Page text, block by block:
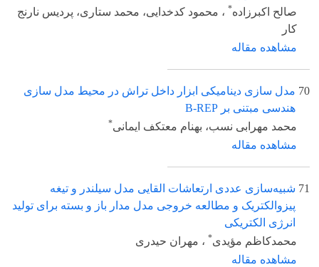
صالح اکبرزاده* ، محمود کدخدایی، محمد ستاری، پردیس نارنج
کار
مشاهده مقاله
70 مدل سازی دینامیکی ابزار داخل تراش در محیط مدل سازی
هندسی مبتنی بر B-REP
محمد مهرابی نسب، بهنام معتکف ایمانی*
مشاهده مقاله
71 شبیه‌سازی عددی ارتعاشات القایی مدل سیلندر و تیغه
پیزوالکتریک و مطالعه خروجی مدل مدار باز و بسته برای تولید
انرژی الکتریکی
محمدکاظم مؤیدی* ، مهران حیدری
مشاهده مقاله